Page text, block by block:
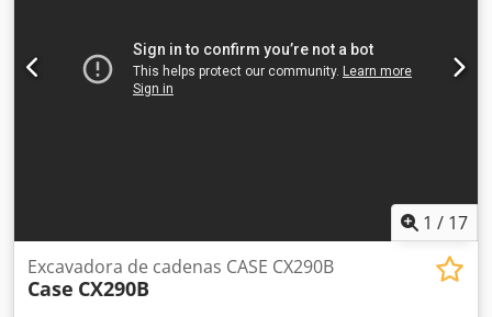
en nuestro taller Informe a petición Gran mantenimiento
realizado: todos los aceites y filtros cambiados, incluyendo
650 litros de aceite hidráulico. CASE Alemania marzo 2026:
1 / 17
Excavadora de cadenas CASE CX290B
Case CX290B